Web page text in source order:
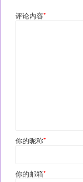
评论内容*
你的昵称*
你的邮箱*